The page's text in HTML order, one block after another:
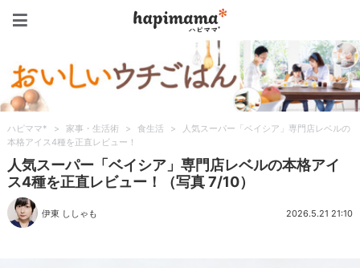
ハピママ* > 家事・生活術 > 食生活 >
人気スーパー「ベイシア」専門店レベルの
本格アイス4種を正直レビュー！
人気スーパー「ベイシア」専門店レベルの本格アイ
ス4種を正直レビュー！（写真 7/10）
伊東 ししゃも 2026.5.21 21:10